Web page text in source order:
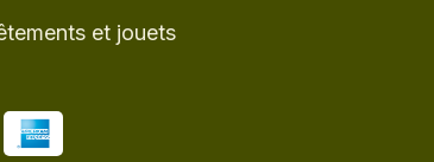
et jouets